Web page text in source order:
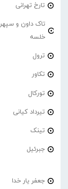
تارخ تهرانی
تاک داون و سپهر
خلسه
ترول
تکاور
تورکال
تیرداد کیانی
تینک
جبرئیل
جعفر یار خدا